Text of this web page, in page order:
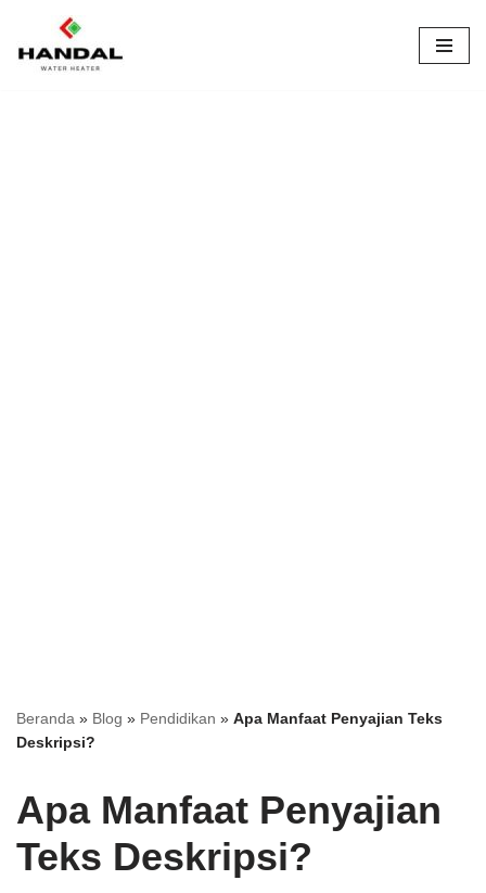
Lompat
Beranda » Blog » Pendidikan » Apa Manfaat Penyajian Teks
Deskripsi?
Apa Manfaat Penyajian
Teks Deskripsi?